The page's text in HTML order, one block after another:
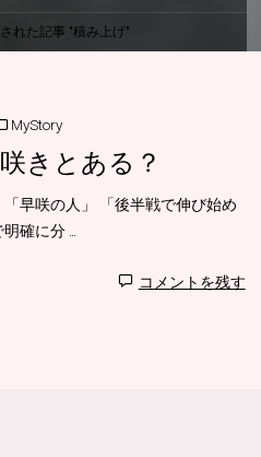
れた記事 "積み上げ"
MyStory
きとある？
早咲の人」 「後半戦で伸び始め
確に分 …
コメントを残す